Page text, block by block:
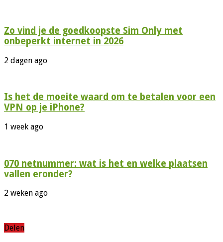
Zo vind je de goedkoopste Sim Only met
onbeperkt internet in 2026
2 dagen ago
Is het de moeite waard om te betalen voor een
VPN op je iPhone?
1 week ago
070 netnummer: wat is het en welke plaatsen
vallen eronder?
2 weken ago
Delen